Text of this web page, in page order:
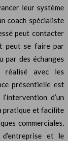
leur système
coach spécialiste
peut contacter
peut se faire par
par des échanges
réalisé avec les
présentielle est
d’un
pratique et facilite
commerciales.
et le